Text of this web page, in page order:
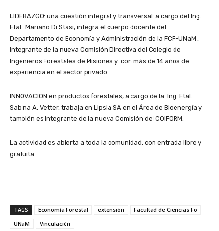
LIDERAZGO: una cuestión integral y transversal: a cargo del Ing.
Ftal. Mariano Di Stasi, integra el cuerpo docente del
Departamento de Economía y Administración de la FCF-UNaM ,
integrante de la nueva Comisión Directiva del Colegio de
Ingenieros Forestales de Misiones y con más de 14 años de
experiencia en el sector privado.
INNOVACION en productos forestales, a cargo de la Ing. Ftal.
Sabina A. Vetter, trabaja en Lipsia SA en el Área de Bioenergía y
también es integrante de la nueva Comisión del COIFORM.
La actividad es abierta a toda la comunidad, con entrada libre y
gratuita.
TAGS Economía Forestal extensión
Facultad de Ciencias Fo
UNaM
Vinculación